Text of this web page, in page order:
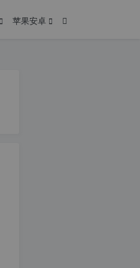
苹果安卓